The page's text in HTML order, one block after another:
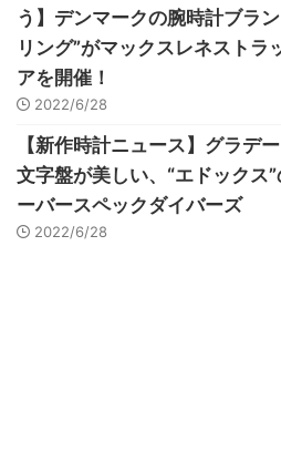
う】デンマークの腕時計ブラ
リング”がマックスレネストラ
アを開催！
2022/6/28
【新作時計ニュース】グラデ
文字盤が美しい、“エドックス
ーバースペックダイバーズ
2022/6/28